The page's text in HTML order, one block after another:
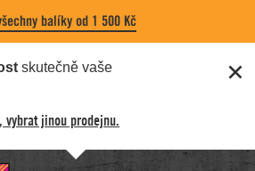
balíky od 1 500 Kč
skutečně vaše
vybrat jinou prodejnu.